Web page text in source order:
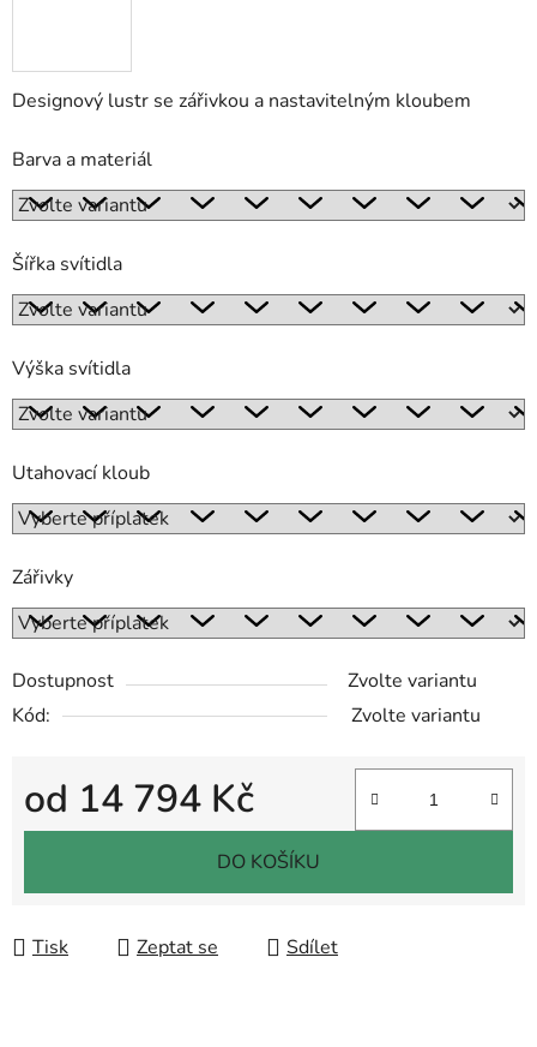
Designový lustr se zářivkou a nastavitelným kloubem
Barva a materiál
Šířka svítidla
Výška svítidla
Utahovací kloub
Zářivky
Dostupnost
Zvolte variantu
Kód:
Zvolte variantu
od 14 794 Kč
Měrná cena:
DO KOŠÍKU
Tisk Zeptat se Sdílet